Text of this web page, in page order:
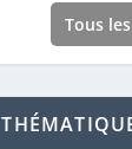
Tous